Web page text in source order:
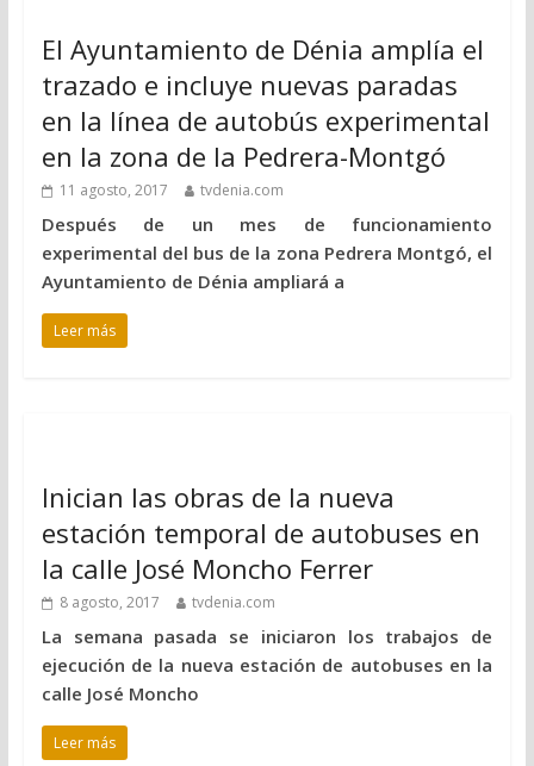
El Ayuntamiento de Dénia amplía el
trazado e incluye nuevas paradas
en la línea de autobús experimental
en la zona de la Pedrera-Montgó
11 agosto, 2017 tvdenia.com
Después de un mes de funcionamiento
experimental del bus de la zona Pedrera Montgó, el
Ayuntamiento de Dénia ampliará a
Leer más
Inician las obras de la nueva
estación temporal de autobuses en
la calle José Moncho Ferrer
8 agosto, 2017 tvdenia.com
La semana pasada se iniciaron los trabajos de
ejecución de la nueva estación de autobuses en la
calle José Moncho
Leer más